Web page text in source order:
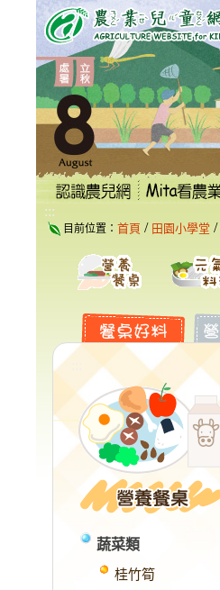
跳
到
主
內
:::
目前位置： 首頁 / 田園小學堂 /
蔬菜類
桂竹筍